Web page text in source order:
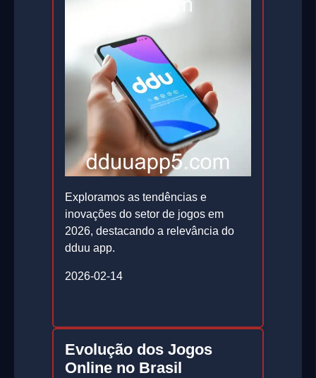
Exploramos as tendências e
inovações do setor de jogos em
2026, destacando a relevância do
dduu app.
2026-02-14
Evolução dos Jogos
Online no Brasil